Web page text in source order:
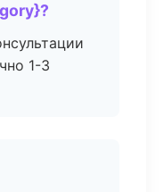
1-3